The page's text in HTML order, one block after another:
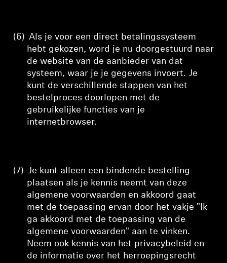
(6) Als je voor een direct betalingssysteem
hebt gekozen, word je nu doorgestuurd naar
de website van de aanbieder van dat
systeem, waar je je gegevens invoert. Je
kunt de verschillende stappen van het
bestelproces doorlopen met de
gebruikelijke functies van je
internetbrowser.
(7) Je kunt alleen een bindende bestelling
plaatsen als je kennis neemt van deze
algemene voorwaarden en akkoord gaat
met de toepassing ervan door het vakje "Ik
ga akkoord met de toepassing van de
algemene voorwaarden" aan te vinken.
Neem ook kennis van het privacybeleid en
de informatie over het herroepingsrecht